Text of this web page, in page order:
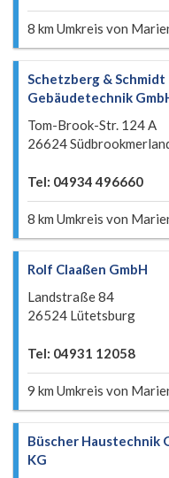
8 km Umkreis von
Schetzberg & Schmidt
Gebäudetechnik
Tom-Brook-Str. 124 A
26624
Tel: 04934 496660
8 km Umkreis von
Rolf Claaßen GmbH
Landstraße 84
26524 Lütetsburg
Tel: 04931 12058
9 km Umkreis von
Büscher Haustechnik
KG